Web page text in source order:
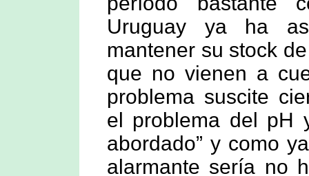
Uruguay ya ha
mantener su stock
que no vienen a
problema suscite
el problema del pH
abordado” y como
alarmante sería no